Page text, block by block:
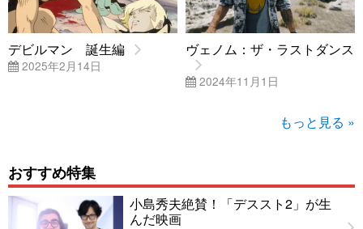
デビルマン 誕生編
2025年2月14日
ヴェノム：ザ・ラストダンス
2024年11月1日
もっと見る »
おすすめ特集
小島秀夫絶賛！「デススト2」が生
んだ映画